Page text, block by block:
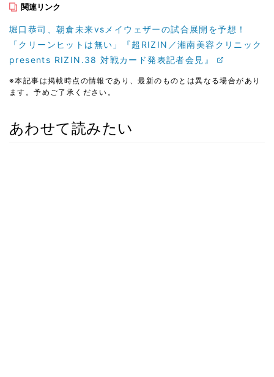
関連リンク
堀口恭司、朝倉未来vsメイウェザーの試合展開を予想！
「クリーンヒットは無い」『超RIZIN／湘南美容クリニック
presents RIZIN.38 対戦カード発表記者会見』
※本記事は掲載時点の情報であり、最新のものとは異なる場合があり
ます。予めご了承ください。
あわせて読みたい